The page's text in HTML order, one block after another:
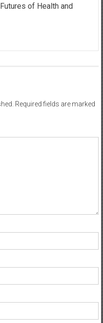
of Health and
Required fields are marked